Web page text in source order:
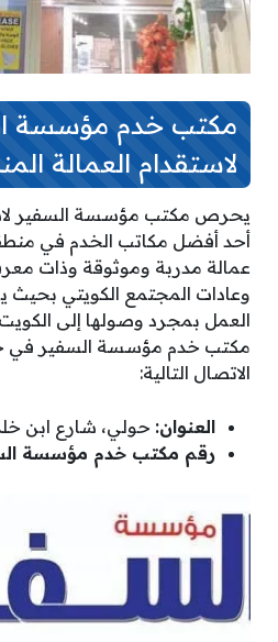
مكتب خدم مؤسسة
لاستقدام العمالة
يحرص مكتب مؤسسة السفير
أحد أفضل مكاتب الخدم في
عمالة مدربة وموثوقة وذات
وعادات المجتمع الكويتي بحيث
العمل بمجرد وصولها إلى
مكتب خدم مؤسسة السفير في
الاتصال التالية:
العنوان: حولي، شارع ابن
رقم مكتب خدم مؤسسة